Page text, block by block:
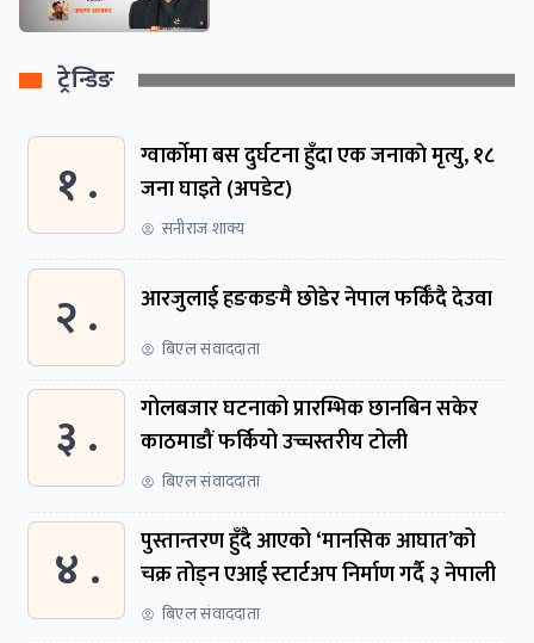
ट्रेन्डिङ
१ .
ग्वार्काेमा बस दुर्घटना हुँदा एक जनाकाे मृत्यु, १८
जना घाइते (अपडेट)
सनीराज शाक्य
२ . आरजुलाई हङकङमै छोडेर नेपाल फर्किँदै देउवा
बिएल संवाददाता
३ .
गोलबजार घटनाको प्रारम्भिक छानबिन सकेर
काठमाडौं फर्कियो उच्चस्तरीय टोली
बिएल संवाददाता
४ .
पुस्तान्तरण हुँदै आएको ‘मानसिक आघात’को
चक्र तोड्न एआई स्टार्टअप निर्माण गर्दै ३ नेपाली
बिएल संवाददाता